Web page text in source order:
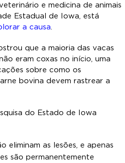
e medicina de animais
Estadual de Iowa, está
a causa.
que a maioria das vacas
eram coxas no início, uma
sobre como os
bovina devem rastrear a
do Estado de Iowa
eliminam as lesões, e apenas
são permanentemente